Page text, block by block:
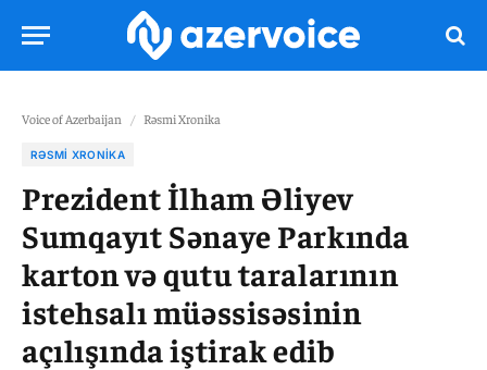
Voice of Azerbaijan / Rəsmi Xronika
RƏSMI XRONIKA
Prezident İlham Əliyev
Sumqayıt Sənaye Parkında
karton və qutu taralarının
istehsalı müəssisəsinin
açılışında iştirak edib